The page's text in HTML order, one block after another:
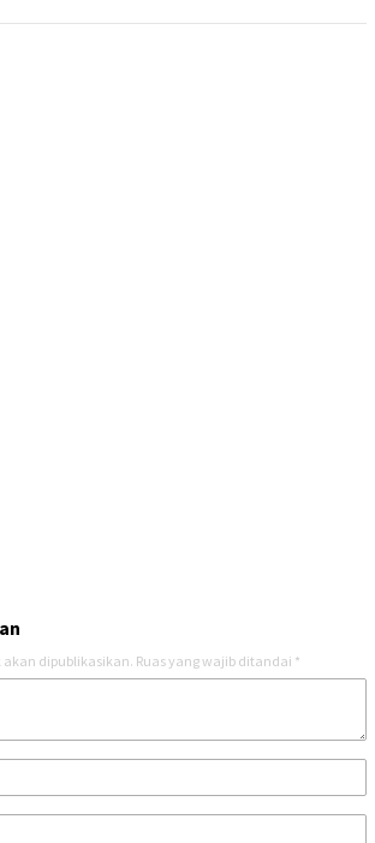
dipublikasikan. Ruas yang wajib ditandai *